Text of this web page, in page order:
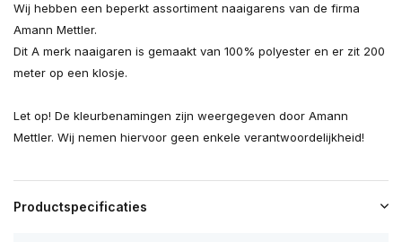
Wij hebben een beperkt assortiment naaigarens van de firma
Amann Mettler.
Dit A merk naaigaren is gemaakt van 100% polyester en er zit 200
meter op een klosje.
Let op! De kleurbenamingen zijn weergegeven door Amann
Mettler. Wij nemen hiervoor geen enkele verantwoordelijkheid!
Productspecificaties